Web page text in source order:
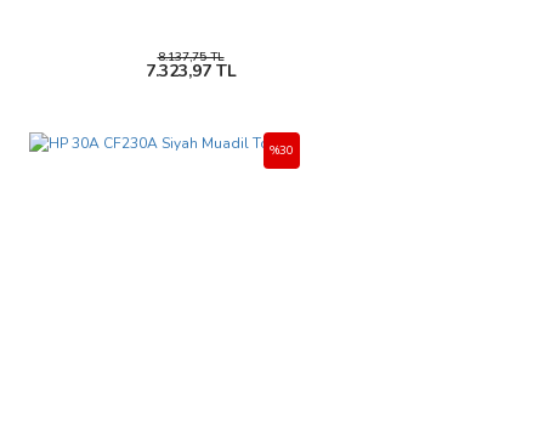
8.137,75 TL
7.323,97 TL
%30